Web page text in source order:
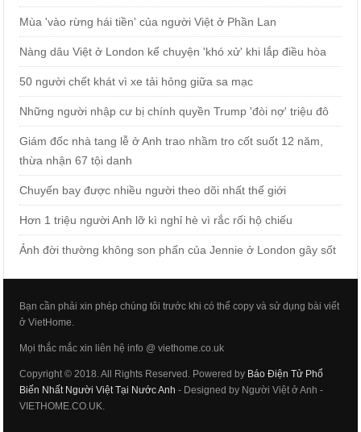
Mùa 'vào rừng hái tiền' của người Việt ở Phần Lan
Nàng dâu Việt ở London kể chuyện 'khó xử' khi lắp điều hòa
50 người chết khát vì xe tải hỏng giữa sa mạc
Những người nhập cư bị chính quyền Trump 'đòi nợ' triệu đô
Giám đốc nhà tang lễ ở Anh trao nhầm tro cốt suốt 12 năm,
thừa nhận 67 tội danh
Chuyến bay được nhiều người theo dõi nhất thế giới
Hơn 1 triệu người Anh lỡ kì nghỉ hè vì rắc rối hộ chiếu
Ảnh đời thường không son phấn của Jennie ở London gây sốt
Bạn cần phải xin phép chúng tôi trước khi có thể copy và sử dụng bài viết
ở VietHome.
Mọi thắc mắc xin liên hệ info @ viethome.co.uk
Copyright © 2018. All Rights Reserved. Powered by Báo Điện Tử Phổ
Biến Nhất Người Việt Tại Nước Anh - Designed by Người Việt ở Anh -
VIETHOME.CO.UK.